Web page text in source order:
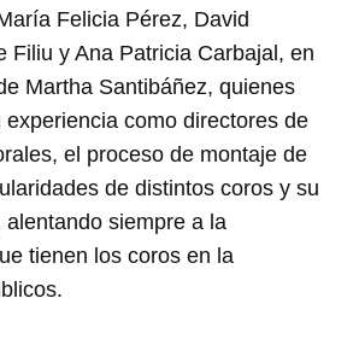
Felicia Pérez, David
Filiu y Ana Patricia Carbajal, en
Martha Santibáñez, quienes
como directores de
el proceso de montaje de
de distintos coros y su
siempre a la
tienen los coros en la